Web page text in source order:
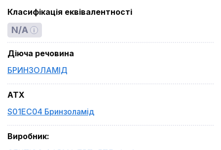
Класифікація еквівалентності
N/A
Діюча речовина
БРИНЗОЛАМІД
ATX
S01EC04 Бринзоламід
Виробник: